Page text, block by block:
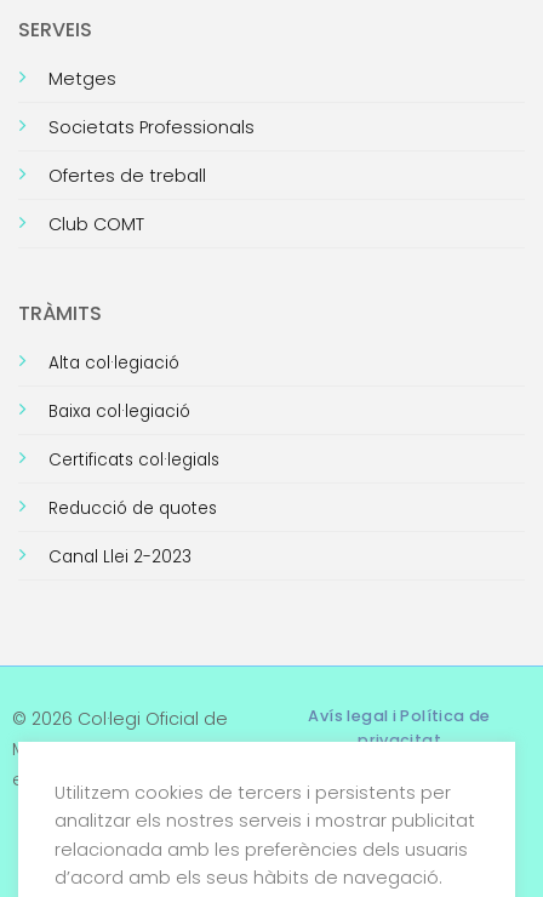
SERVEIS
Metges
Societats Professionals
Ofertes de treball
Club COMT
TRÀMITS
Alta col·legiació
Baixa col·legiació
Certificats col·legials
Reducció de quotes
Canal Llei 2-2023
© 2026 Col·legi Oficial de
Metges de Tarragona. Tots
els drets reservats
Avís legal i Política de
privacitat
Termes i condicions
Política de cookies
Utilitzem cookies de tercers i persistents per
analitzar els nostres serveis i mostrar publicitat
relacionada amb les preferències dels usuaris
d’acord amb els seus hàbits de navegació.